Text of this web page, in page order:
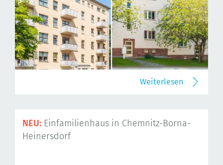
Weiterlesen
NEU: Einfamilienhaus in Chemnitz-Borna-
Heinersdorf